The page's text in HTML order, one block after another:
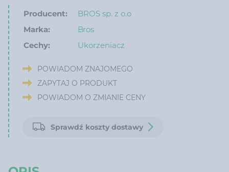
Producent:
BROS sp. z o.o
Marka:
Bros
Cechy:
Ukorzeniacz
POWIADOM ZNAJOMEGO
ZAPYTAJ O PRODUKT
POWIADOM O ZMIANIE CENY
Sprawdź koszty dostawy